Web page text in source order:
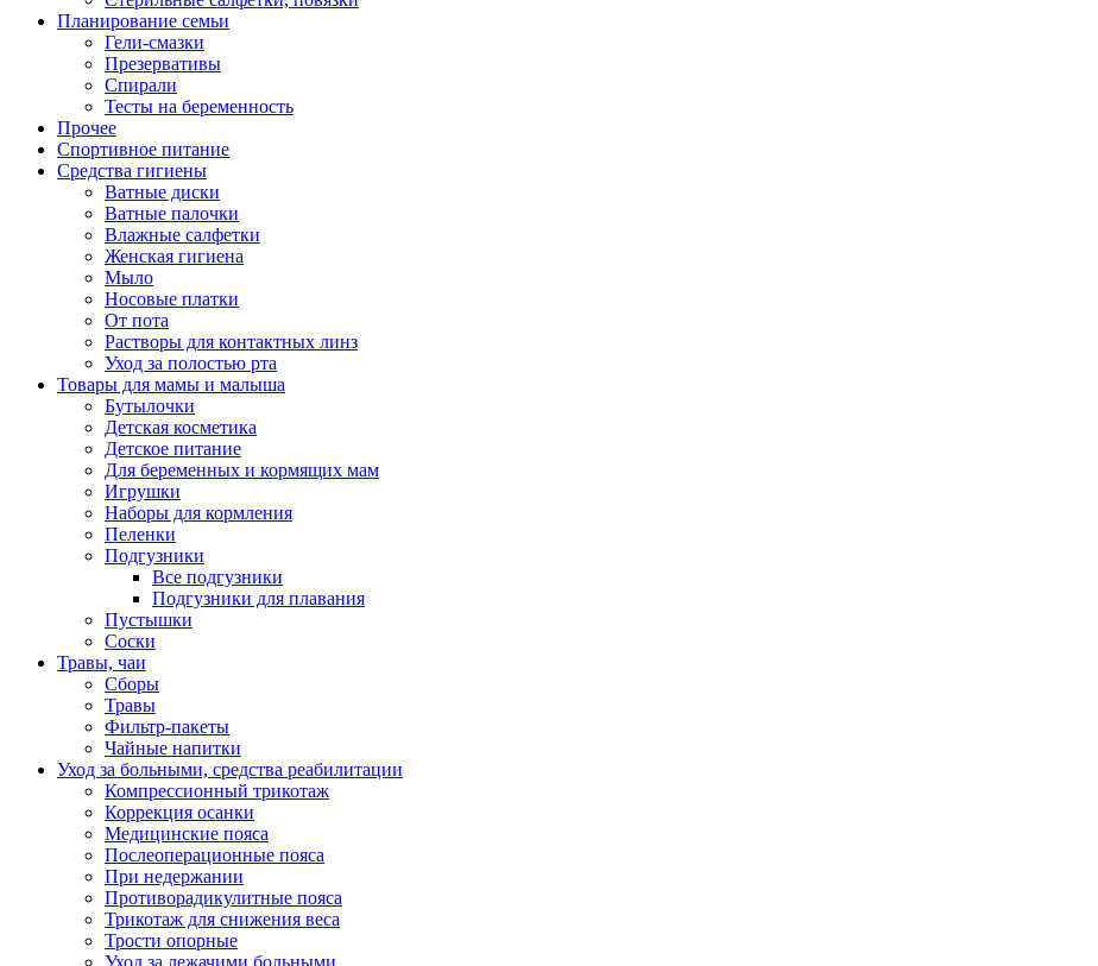
Планирование семьи
Гели-смазки
Презервативы
Спирали
Тесты на беременность
Прочее
Спортивное питание
Средства гигиены
Ватные диски
Ватные палочки
Влажные салфетки
Женская гигиена
Мыло
Носовые платки
От пота
Растворы для контактных линз
Уход за полостью рта
Товары для мамы и малыша
Бутылочки
Детская косметика
Детское питание
Для беременных и кормящих мам
Игрушки
Наборы для кормления
Пеленки
Подгузники
Все подгузники
Подгузники для плавания
Пустышки
Соски
Травы, чаи
Сборы
Травы
Фильтр-пакеты
Чайные напитки
Уход за больными, средства реабилитации
Компрессионный трикотаж
Коррекция осанки
Медицинские пояса
Послеоперационные пояса
При недержании
Противорадикулитные пояса
Трикотаж для снижения веса
Трости опорные
Уход за лежачими больными